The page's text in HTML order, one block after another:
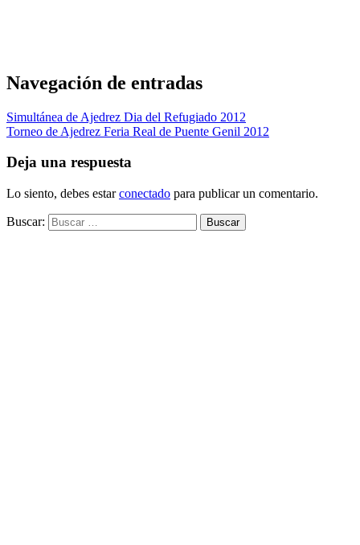
Navegación de entradas
Simultánea de Ajedrez Dia del Refugiado 2012
Torneo de Ajedrez Feria Real de Puente Genil 2012
Deja una respuesta
Lo siento, debes estarconectado para publicar un comentario.
Buscar: